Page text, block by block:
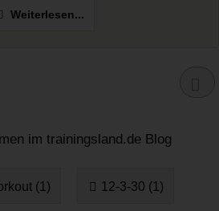
Weiterlesen...
im trainingsland.de Blog
(1) 12-3-30 (1)